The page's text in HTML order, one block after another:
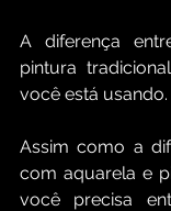
A diferença
pintura
você está usando.
Assim como a
com aquarela e
você precisa